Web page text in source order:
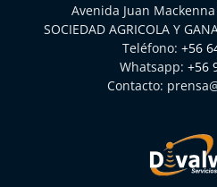
Avenida Juan
SOCIEDAD AGRICOLA Y
Teléfono: +56
Whatsapp: +56
Contacto: